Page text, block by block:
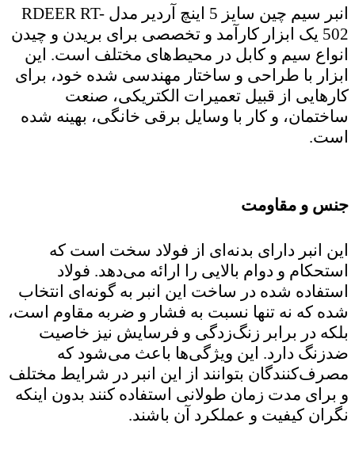
انبر سیم چین سایز 5 اینچ آردیر مدل RDEER RT-
502 یک ابزار کارآمد و تخصصی برای بریدن و چیدن
انواع سیم و کابل در محیط‌های مختلف است. این
ابزار با طراحی و ساختار مهندسی شده خود، برای
کارهایی از قبیل تعمیرات الکتریکی، صنعت
ساختمان، و کار با وسایل برقی خانگی، بهینه شده
است.
جنس و مقاومت
این انبر دارای بدنه‌ای از فولاد سخت است که
استحکام و دوام بالایی را ارائه می‌دهد. فولاد
استفاده شده در ساخت این انبر به گونه‌ای انتخاب
شده که نه تنها نسبت به فشار و ضربه مقاوم است،
بلکه در برابر زنگ‌زدگی و فرسایش نیز خاصیت
ضدزنگ دارد. این ویژگی‌ها باعث می‌شود که
مصرف‌کنندگان بتوانند از این انبر در شرایط مختلف
و برای مدت زمان طولانی استفاده کنند بدون اینکه
نگران کیفیت و عملکرد آن باشند.